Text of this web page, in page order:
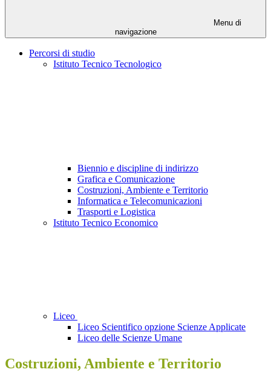
Menu di
navigazione
Percorsi di studio
Istituto Tecnico Tecnologico
Biennio e discipline di indirizzo
Grafica e Comunicazione
Costruzioni, Ambiente e Territorio
Informatica e Telecomunicazioni
Trasporti e Logistica
Istituto Tecnico Economico
Liceo
Liceo Scientifico opzione Scienze Applicate
Liceo delle Scienze Umane
Costruzioni, Ambiente e Territorio